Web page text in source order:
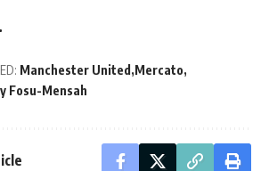
Manchester United Mercato
Fosu-Mensah